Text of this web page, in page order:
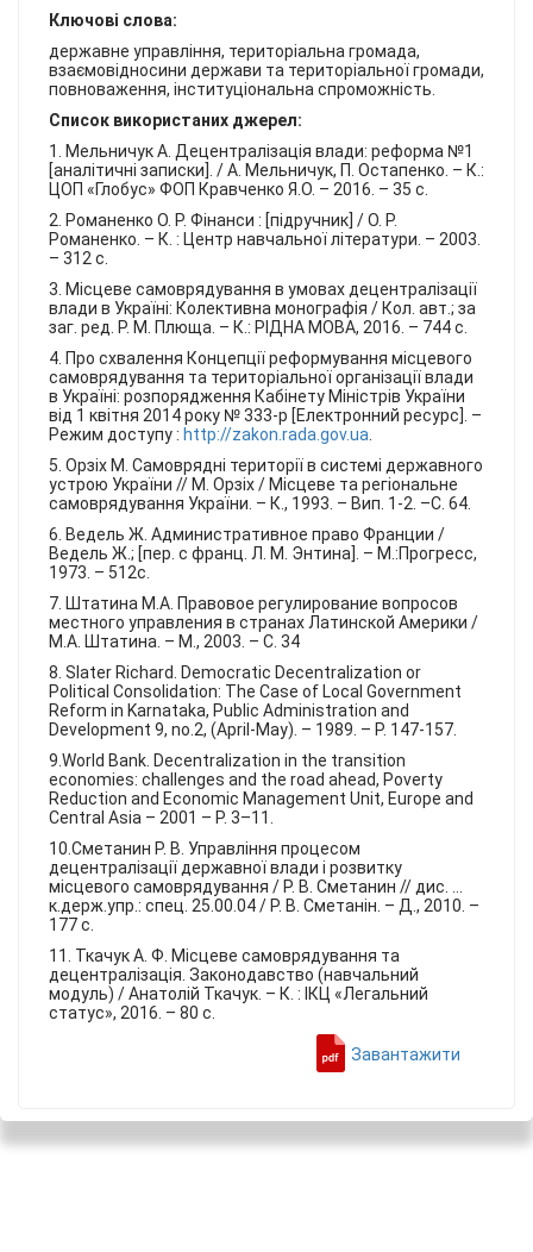
Ключові слова:
державне управління, територіальна громада,
взаємовідносини держави та територіальної громади,
повноваження, інституціональна спроможність.
Список використаних джерел:
1. Мельничук А. Децентралізація влади: реформа №1
[аналітичні записки]. / А. Мельничук, П. Остапенко. – К.:
ЦОП «Глобус» ФОП Кравченко Я.О. – 2016. – 35 с.
2. Романенко О. Р. Фінанси : [підручник] / О. Р.
Романенко. – К. : Центр навчальної літератури. – 2003.
– 312 с.
3. Місцеве самоврядування в умовах децентралізації
влади в Україні: Колективна монографія / Кол. авт.; за
заг. ред. Р. М. Плюща. – К.: РІДНА МОВА, 2016. – 744 с.
4. Про схвалення Концепції реформування місцевого
самоврядування та територіальної організації влади
в Україні: розпорядження Кабінету Міністрів України
від 1 квітня 2014 року № 333-р [Електронний ресурс]. –
Режим доступу : http://zakon.rada.gov.ua
5. Орзіх М. Самоврядні території в системі державного
устрою України // М. Орзіх / Місцеве та регіональне
самоврядування України. – К., 1993. – Вип. 1-2. –С. 64.
6. Ведель Ж. Административное право Франции /
Ведель Ж.; [пер. с франц. Л. М. Энтина]. – М.:Прогресс,
1973. – 512с.
7. Штатина М.А. Правовое регулирование вопросов
местного управления в странах Латинской Америки /
М.А. Штатина. – М., 2003. – С. 34
8. Slater Richard. Democratic Decentralization or
Political Consolidation: The Case of Local Government
Reform in Karnataka, Public Administration and
Development 9, no.2, (April-May). – 1989. – P. 147-157.
9.World Bank. Decentralization in the transition
economies: challenges and the road ahead, Poverty
Reduction and Economic Management Unit, Europe and
Central Asia – 2001 – P. 3–11.
10.Сметанин Р. В. Управління процесом
децентралізації державної влади і розвитку
місцевого самоврядування / Р. В. Сметанин // дис. ...
к.держ.упр.: спец. 25.00.04 / Р. В. Сметанін. – Д., 2010. –
177 с.
11. Ткачук А. Ф. Місцеве самоврядування та
децентралізація. Законодавство (навчальний
модуль) / Анатолій Ткачук. – К. : ІКЦ «Легальний
статус», 2016. – 80 с.
Завантажити